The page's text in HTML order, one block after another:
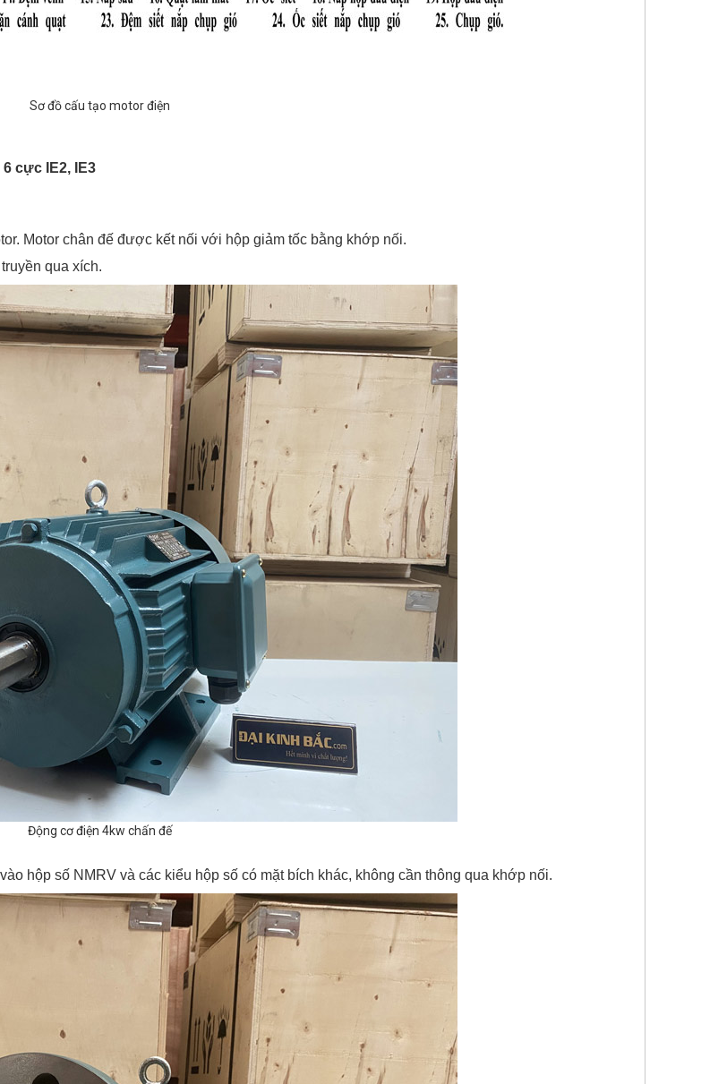
Sơ đồ cấu tạo motor điện
cực IE2, IE3
Motor chân đế được kết nối với hộp giảm tốc bằng khớp nối.
Động cơ điện 4kw chấn đế
hộp số NMRV và các kiểu hộp số có mặt bích khác, không cần thông qua khớp nối.